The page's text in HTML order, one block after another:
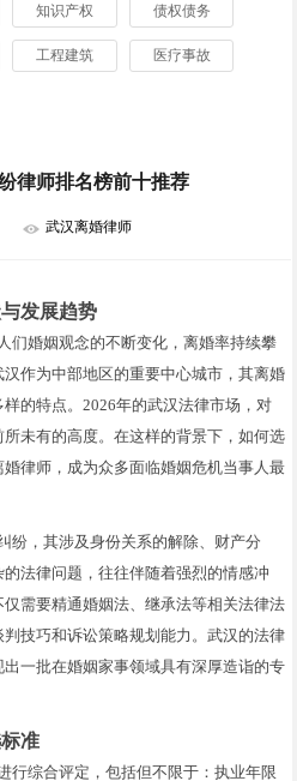
知识产权 债权债务
工程建筑 医疗事故
律师排名榜前十推荐
武汉离婚律师
发展趋势
们婚姻观念的不断变化，离婚率持续攀
作为中部地区的重要中心城市，其离婚
的特点。2026年的武汉法律市场，对
未有的高度。在这样的背景下，如何选
律师，成为众多面临婚姻危机当事人最
纷，其涉及身份关系的解除、财产分
法律问题，往往伴随着强烈的情感冲
需要精通婚姻法、继承法等相关法律法
技巧和诉讼策略规划能力。武汉的法律
一批在婚姻家事领域具有深厚造诣的专
准
行综合评定，包括但不限于：执业年限